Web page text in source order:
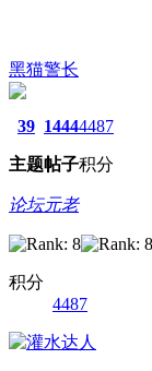
黑猫警长
39
主题
1444
帖子
4487
积分
论坛元老
积分
4487